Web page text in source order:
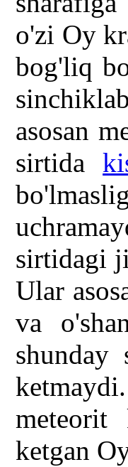
o'zi Oy
bog'liq
asosan
sirtida
sirtidagi
Ular
va
shunday
meteorit
ketgan